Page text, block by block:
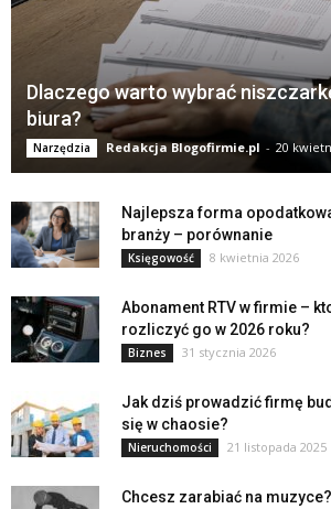
Dlaczego warto wybrać
biura?
Narzędzia Redakcja Blogofirmie.pl - 20
Najlepsza forma
branży – porównanie
Księgowość 8 kwietnia 2026
Abonament RTV w firmie –
rozliczyć go w 2026 roku?
Biznes 31 stycznia 2026
Jak dziś prowadzić firmę
się w chaosie?
Nieruchomości 21 listopada 2025
Chcesz zarabiać na